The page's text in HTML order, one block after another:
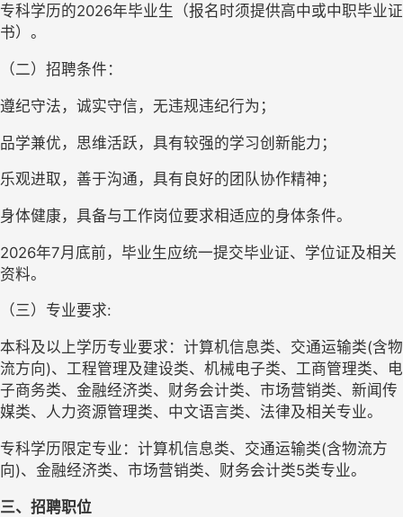
专科学历的2026年毕业生（报名时须提供高中或中职毕业证
书）。
（二）招聘条件：
遵纪守法，诚实守信，无违规违纪行为；
品学兼优，思维活跃，具有较强的学习创新能力；
乐观进取，善于沟通，具有良好的团队协作精神；
身体健康，具备与工作岗位要求相适应的身体条件。
2026年7月底前，毕业生应统一提交毕业证、学位证及相关
资料。
（三）专业要求:
本科及以上学历专业要求： 计算机信息类、交通运输类(含物
流方向)、工程管理及建设类、机械电子类、工商管理类、电
子商务类、金融经济类、财务会计类、市场营销类、新闻传
媒类、人力资源管理类、中文语言类、法律及相关专业。
专科学历限定专业：计算机信息类、交通运输类(含物流方
向)、金融经济类、市场营销类、财务会计类5类专业。
三、招聘职位